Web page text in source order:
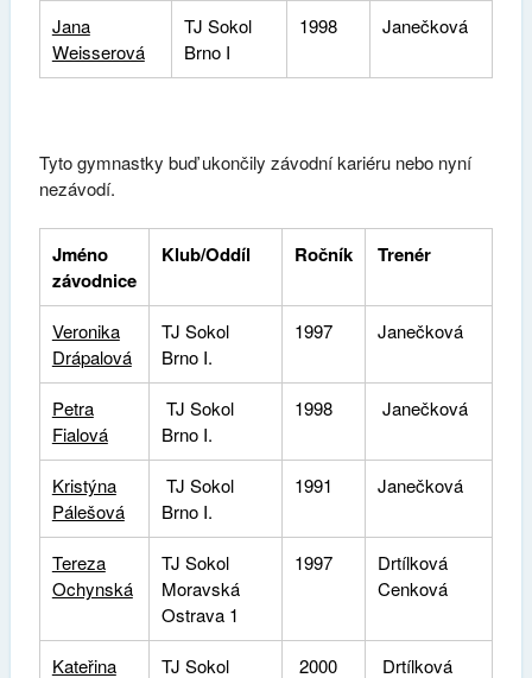
Jana
Weisserová
TJ Sokol
Brno I
1998 Janečková
Tyto gymnastky buď ukončily závodní kariéru nebo nyní
nezávodí.
Jméno
závodnice
Klub/Oddíl Ročník Trenér
Veronika
Drápalová
TJ Sokol
Brno I.
1997 Janečková
Petra
Fialová
TJ Sokol
Brno I.
1998 Janečková
Kristýna
Pálešová
TJ Sokol
Brno I.
1991 Janečková
Tereza
Ochynská
TJ Sokol
Moravská
Ostrava 1
1997
Drtílková
Cenková
Kateřina TJ Sokol 2000 Drtílková